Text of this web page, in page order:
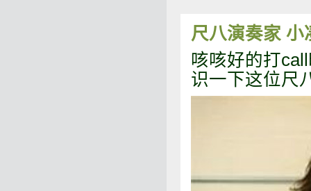
尺八演奏家 小
咳咳好的打
识一下这位尺